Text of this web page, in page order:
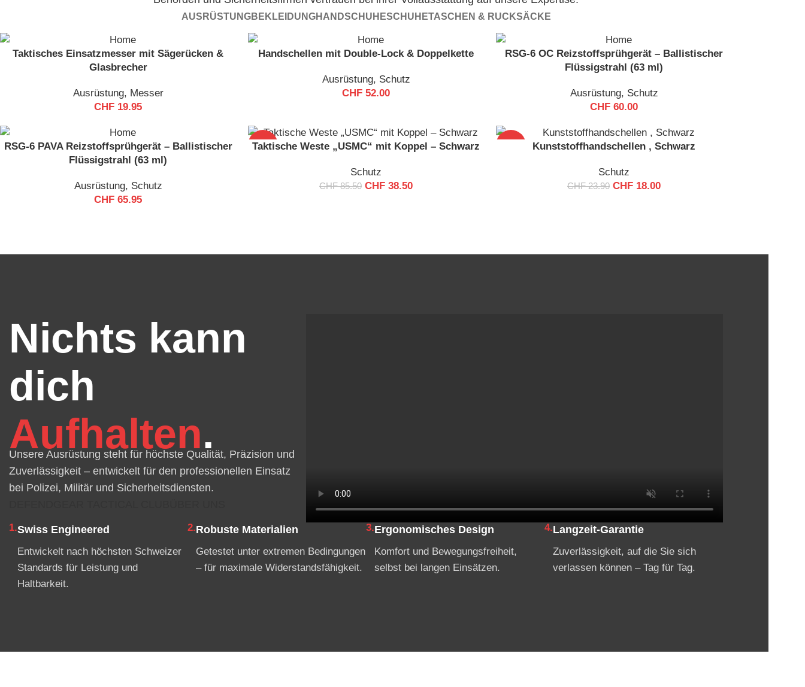
Professionelle
Ausrüstung
Entdecken Sie hochwertige Ausrüstung für Polizei, Militär und
Sicherheitsdienste – von taktischer Bekleidung bis hin zu robustem
im täglichen Einsatz unter anspruchsvollsten Bedingungen.
AUSRÜSTUNGBEKLEIDUNGHANDSCHUHESCHUHETASCHEN & RUCKSÄCKE
Taktisches Einsatzmesser mit Sägerücken &
Glasbrecher
Ausrüstung, Messer
CHF 19.95
Handschellen mit Double-Lock & Doppelkette
Ausrüstung, Schutz
CHF 52.00
RSG-6 OC Reizstoffsprühgerät – Ballistischer
Flüssigstrahl (63 ml)
Ausrüstung, Schutz
CHF 60.00
RSG-6 PAVA Reizstoffsprühgerät – Ballistischer
Flüssigstrahl (63 ml)
Ausrüstung, Schutz
CHF 65.95
-55%
Taktische Weste „USMC“ mit Koppel – Schwarz
Schutz
CHF85.50 CHF 38.50
Kunststoffhandschellen , Schwarz
Schutz
CHF23.90 CHF 18.00
Nichts kann
dich
Aufhalten.
Unsere Ausrüstung steht für höchste Qualität, Präzision und
Zuverlässigkeit – entwickelt für den professionellen Einsatz
bei Polizei, Militär und Sicherheitsdiensten.
1.Swiss Engineered
Entwickelt nach höchsten Schweizer
Standards für Leistung und
Haltbarkeit.
2.Robuste Materialien
Getestet unter extremen Bedingungen
– für maximale Widerstandsfähigkeit.
3.Ergonomisches Design
Komfort und Bewegungsfreiheit,
selbst bei langen Einsätzen.
4.Langzeit-Garantie
Zuverlässigkeit, auf die Sie sich
verlassen können – Tag für Tag.